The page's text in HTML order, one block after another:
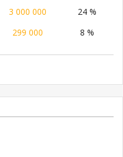
3 000 000
24 %
299 000 8 %